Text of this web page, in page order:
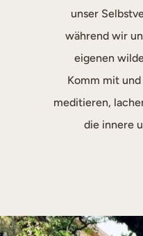
unser
während wir
eigenen
Komm mit
meditieren,
die innere